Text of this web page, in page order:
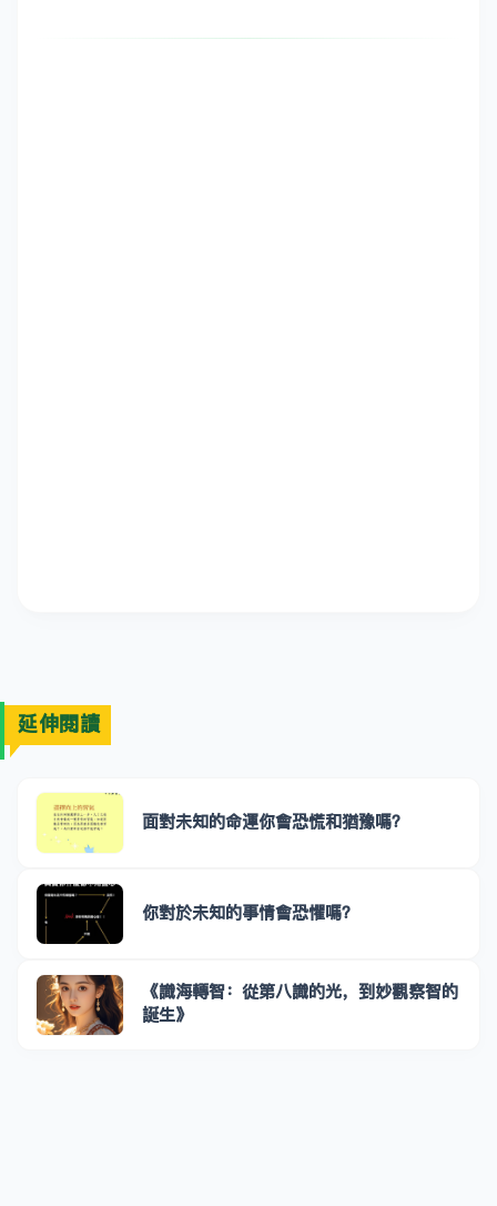
延伸閱讀
面對未知的命運你會恐慌和猶豫嗎？
你對於未知的事情會恐懼嗎？
《識海轉智：從第八識的光，到妙觀察智的
誕生》